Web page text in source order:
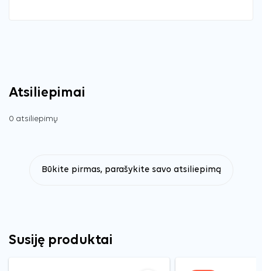
Atsiliepimai
0 atsiliepimų
Būkite pirmas, parašykite savo atsiliepimą
Susiję produktai